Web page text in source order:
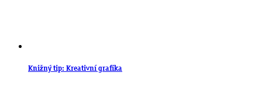
Knižný tip: Kreativní grafika